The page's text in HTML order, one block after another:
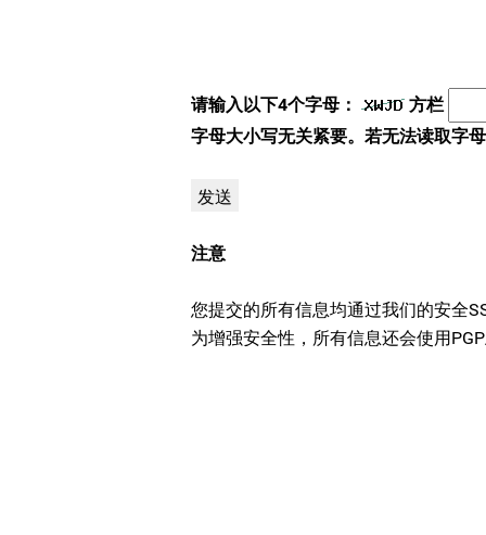
请输入以下4个字母：
方栏
字母大小写无关紧要。若无法读取字
注意
您提交的所有信息均通过我们的安全
为增强安全性，所有信息还会使用